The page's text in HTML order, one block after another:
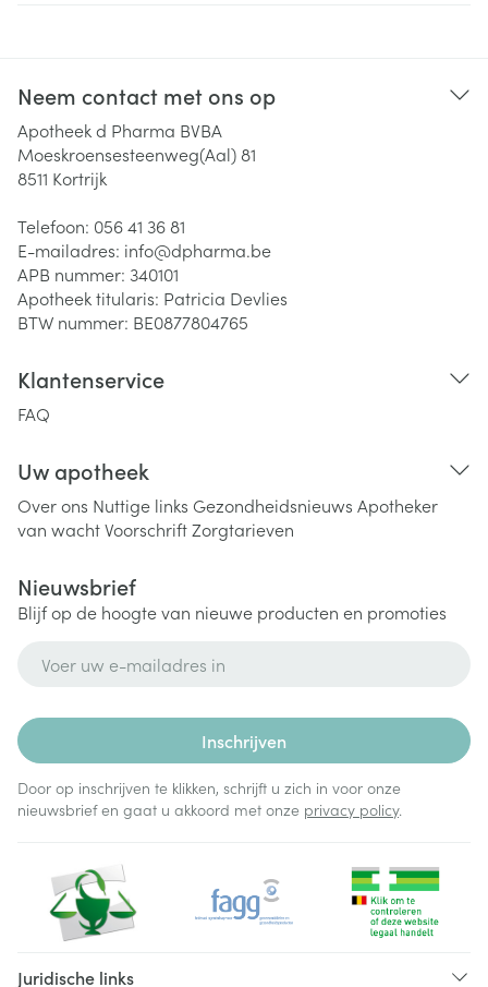
Neem contact met ons op
Apotheek d Pharma BVBA
Moeskroensesteenweg(Aal) 81
8511 Kortrijk
Telefoon: 056 41 36 81
E-mailadres: info@dpharma.be
APB nummer: 340101
Apotheek titularis: Patricia Devlies
BTW nummer: BE0877804765
Klantenservice
FAQ
Uw apotheek
Over ons Nuttige links Gezondheidsnieuws Apotheker
van wachtVoorschriftZorgtarieven
Nieuwsbrief
Blijf op de hoogte van nieuwe producten en promoties
Inschrijven
Door op inschrijven te klikken, schrijft u zich in voor onze
nieuwsbrief en gaat u akkoord met onze privacy policy.
Juridische links